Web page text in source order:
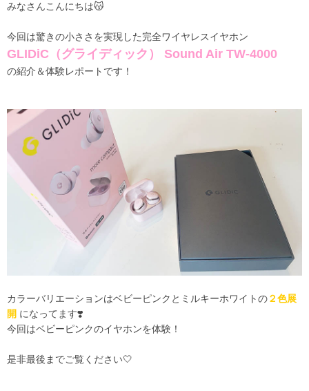
みなさんこんにちは😽
今回は驚きの小ささを実現した完全ワイヤレスイヤホン
GLIDiC （グライディック） Sound Air TW-4000
の紹介＆体験レポートです！
カラーバリエーションはベビーピンクとミルキーホワイトの２色展
開 になってます❣️
今回はベビーピンクのイヤホンを体験！
是非最後までご覧ください🤍